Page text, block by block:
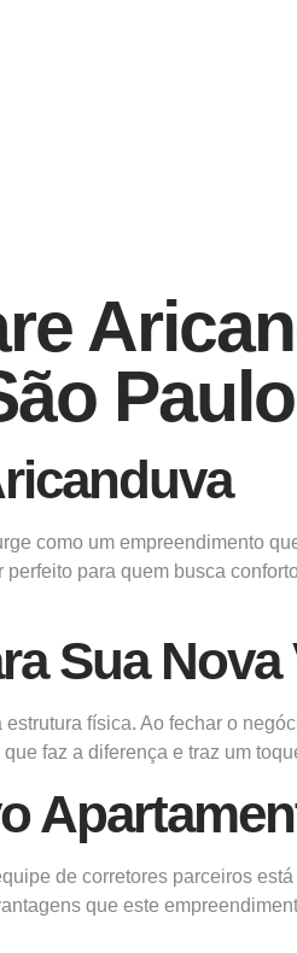
Paulo
como um empreendimento
para quem busca
Sua Nova
física. Ao fechar o
faz a diferença e traz um
de corretores parceiros
que este